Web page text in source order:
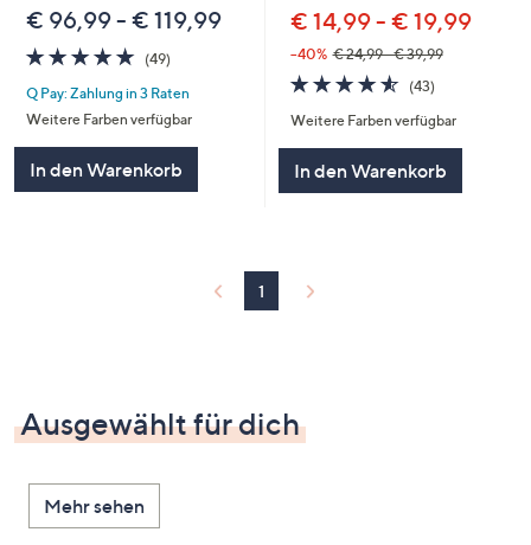
€ 96,99 - € 119,99
4.8
von
5
(49)49
Q Pay: Zahlung in 3 Raten
Weitere Farben verfügbar
In den Warenkorb
€ 14,99 - € 19,99
--40% € 24,99 - € 39,99
4.5
von
5
(43)43
Weitere Farben verfügbar
In den Warenkorb
1
Ausgewählt für dich
Mehr sehen